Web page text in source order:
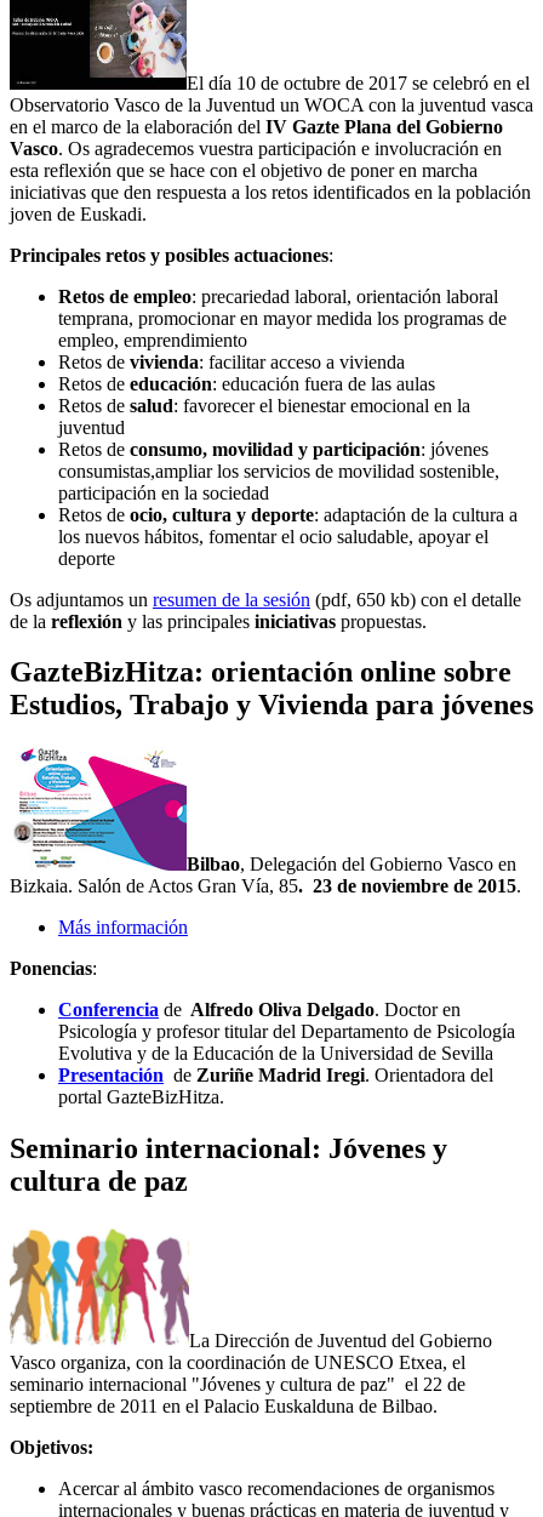
El día 10 de octubre de 2017 se celebró en el
Observatorio Vasco de la Juventud un WOCA con la juventud vasca
en el marco de la elaboración del IV Gazte Plana del Gobierno
Vasco. Os agradecemos vuestra participación e involucración en
esta reflexión que se hace con el objetivo de poner en marcha
iniciativas que den respuesta a los retos identificados en la población
joven de Euskadi.
Principales retos y posibles actuaciones:
Retos de empleo: precariedad laboral, orientación laboral
temprana, promocionar en mayor medida los programas de
empleo, emprendimiento
Retos de vivienda: facilitar acceso a vivienda
Retos de educación: educación fuera de las aulas
Retos de salud: favorecer el bienestar emocional en la
juventud
Retos de consumo, movilidad y participación: jóvenes
consumistas,ampliar los servicios de movilidad sostenible,
participación en la sociedad
Retos de ocio, cultura y deporte: adaptación de la cultura a
los nuevos hábitos, fomentar el ocio saludable, apoyar el
deporte
Os adjuntamos un resumen de la sesión (pdf, 650 kb) con el detalle
de la reflexión y las principales iniciativas propuestas.
GazteBizHitza: orientación online sobre
Estudios, Trabajo y Vivienda para jóvenes
Bilbao, Delegación del Gobierno Vasco en
Bizkaia. Salón de Actos Gran Vía, 85. 23 de noviembre de 2015.
Más información
Ponencias:
Conferencia de Alfredo Oliva Delgado. Doctor en
Psicología y profesor titular del Departamento de Psicología
Evolutiva y de la Educación de la Universidad de Sevilla
Presentación de Zuriñe Madrid Iregi. Orientadora del
portal GazteBizHitza.
Seminario internacional: Jóvenes y
cultura de paz
La Dirección de Juventud del Gobierno
Vasco organiza, con la coordinación de UNESCO Etxea, el
seminario internacional "Jóvenes y cultura de paz" el 22 de
septiembre de 2011 en el Palacio Euskalduna de Bilbao.
Objetivos:
Acercar al ámbito vasco recomendaciones de organismos
internacionales y buenas prácticas en materia de juventud y